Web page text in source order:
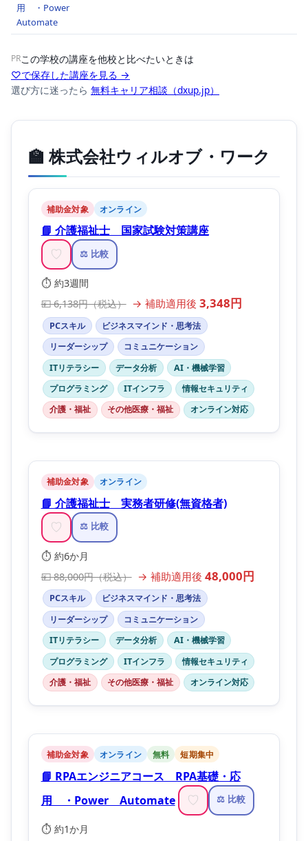
用 ・Power
Automate
PRこの学校の講座を他校と比べたいときは
♡で保存した講座を見る →
選び方に迷ったら 無料キャリア相談（dxup.jp）
🏫 株式会社ウィルオブ・ワーク
補助金対象 オンライン
📘 介護福祉士 国家試験対策講座
♡ ⚖️ 比較
⏱️ 約3週間
💴 6,138円（税込） → 補助適用後 3,348円
PCスキル
ビジネスマインド・思考法
リーダーシップ
コミュニケーション
ITリテラシー
データ分析
AI・機械学習
プログラミング
ITインフラ
情報セキュリティ
介護・福祉
その他医療・福祉 オンライン対応
補助金対象 オンライン
📘 介護福祉士 実務者研修(無資格者)
♡ ⚖️ 比較
⏱️ 約6か月
💴 88,000円（税込） → 補助適用後 48,000円
PCスキル
ビジネスマインド・思考法
リーダーシップ
コミュニケーション
ITリテラシー
データ分析
AI・機械学習
プログラミング
ITインフラ
情報セキュリティ
介護・福祉
その他医療・福祉 オンライン対応
補助金対象 オンライン 無料 短期集中
📘 RPAエンジニアコース RPA基礎・応
用 ・Power Automate
♡ ⚖️ 比較
⏱️ 約1か月